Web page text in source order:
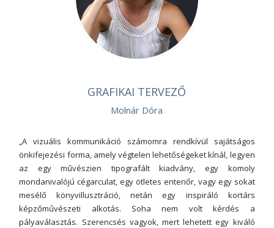
GRAFIKAI TERVEZŐ
Molnár Dóra
„A vizuális kommunikáció számomra rendkívül sajátságos
önkifejezési forma, amely végtelen lehetőségeket kínál, legyen
az egy művészien tipografált kiadvány, egy komoly
mondanivalójú cégarculat, egy ötletes enteriőr, vagy egy sokat
mesélő könyvillusztráció, netán egy inspiráló kortárs
képzőművészeti alkotás. Soha nem volt kérdés a
pályaválasztás. Szerencsés vagyok, mert lehetett egy kiváló